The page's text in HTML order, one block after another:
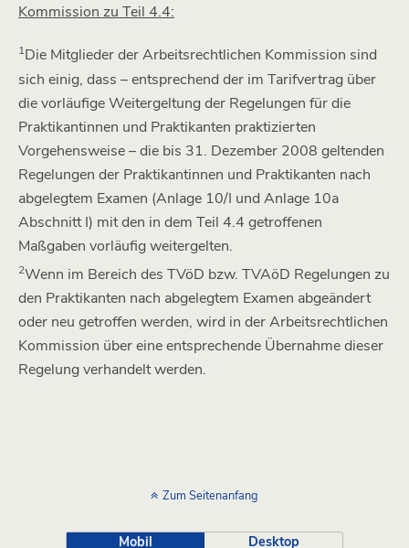
Kommission zu Teil 4.4:
1Die Mitglieder der Arbeitsrechtlichen Kommission sind
sich einig, dass – entsprechend der im Tarifvertrag über
die vorläufige Weitergeltung der Regelungen für die
Praktikantinnen und Praktikanten praktizierten
Vorgehensweise – die bis 31. Dezember 2008 geltenden
Regelungen der Praktikantinnen und Praktikanten nach
abgelegtem Examen (Anlage 10/I und Anlage 10a
Abschnitt I) mit den in dem Teil 4.4 getroffenen
Maßgaben vorläufig weitergelten.
2Wenn im Bereich des TVöD bzw. TVAöD Regelungen zu
den Praktikanten nach abgelegtem Examen abgeändert
oder neu getroffen werden, wird in der Arbeitsrechtlichen
Kommission über eine entsprechende Übernahme dieser
Regelung verhandelt werden.
Zum Seitenanfang
Mobil Desktop